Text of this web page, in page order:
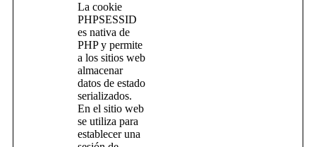
La cookie
PHPSESSID
es nativa de
PHP y permite
a los sitios web
almacenar
datos de estado
serializados.
En el sitio web
se utiliza para
establecer una